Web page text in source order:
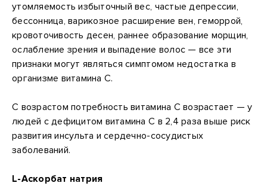
утомляемость избыточный вес, частые депрессии,
бессонница, варикозное расширение вен, геморрой,
кровоточивость десен, раннее образование морщин,
ослабление зрения и выпадение волос — все эти
признаки могут являться симптомом недостатка в
организме витамина С.
С возрастом потребность витамина С возрастает — у
людей с дефицитом витамина С в 2,4 раза выше риск
развития инсульта и сердечно-сосудистых
заболеваний.
L-Аскорбат натрия